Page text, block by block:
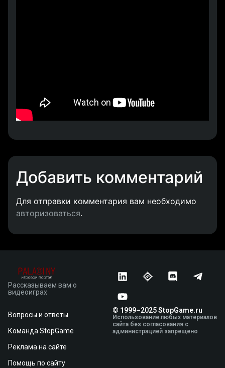
Добавить комментарий
Для отправки комментария вам необходимо
авторизоваться.
Рассказываем вам о
видеоиграх
Вопросы и ответы
Команда StopGame
Реклама на сайте
Помощь по сайту
© 1999–2025 StopGame.ru
Использование любых материалов
сайта без согласования с
администрацией запрещено